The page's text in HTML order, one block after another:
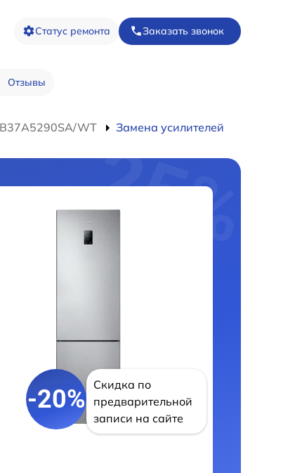
Статус ремонта Заказать звонок
Отзывы
WT Замена усилителей
-20%
Скидка по
предварительной
записи на сайте